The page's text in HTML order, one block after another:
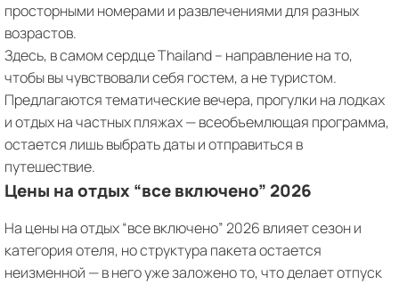
просторными номерами и развлечениями для разных
возрастов.
Здесь, в самом сердце Thailand – направление на то,
чтобы вы чувствовали себя гостем, а не туристом.
Предлагаются тематические вечера, прогулки на лодках
и отдых на частных пляжах — всеобъемлющая программа,
остается лишь выбрать даты и отправиться в
путешествие.
Цены на отдых “все включено” 2026
На цены на отдых “все включено” 2026 влияет сезон и
категория отеля, но структура пакета остается
неизменной — в него уже заложено то, что делает отпуск